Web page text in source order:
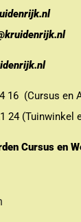
(Cursus en
(Tuinwinkel
Cursus en